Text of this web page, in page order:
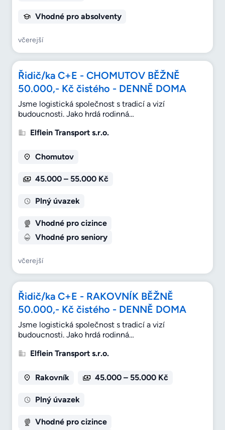
Vhodné pro absolventy
včerejší
Řidič/ka C+E - CHOMUTOV BĚŽNĚ
50.000,- Kč čistého - DENNĚ DOMA
Jsme logistická společnost s tradicí a vizí
budoucnosti. Jako hrdá rodinná…
Elflein Transport s.r.o.
Chomutov
45.000 – 55.000 Kč
Plný úvazek
Vhodné pro cizince
Vhodné pro seniory
včerejší
Řidič/ka C+E - RAKOVNÍK BĚŽNĚ
50.000,- Kč čistého - DENNĚ DOMA
Jsme logistická společnost s tradicí a vizí
budoucnosti. Jako hrdá rodinná…
Elflein Transport s.r.o.
Rakovník 45.000 – 55.000 Kč
Plný úvazek
Vhodné pro cizince